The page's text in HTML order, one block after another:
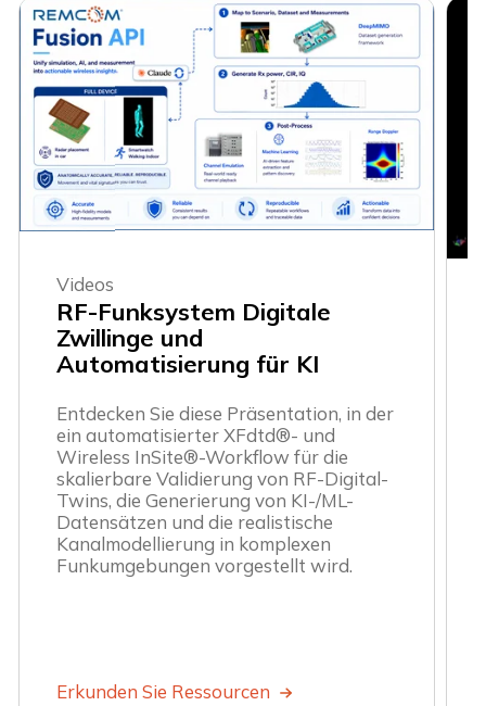
Videos
RF-Funksystem Digitale
Zwillinge und
Automatisierung für KI
Entdecken Sie diese Präsentation, in der
ein automatisierter XFdtd®- und
Wireless InSite®-Workflow für die
skalierbare Validierung von RF-Digital-
Twins, die Generierung von KI-/ML-
Datensätzen und die realistische
Kanalmodellierung in komplexen
Funkumgebungen vorgestellt wird.
Erkunden Sie Ressourcen